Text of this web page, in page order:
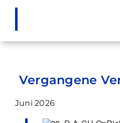
Zum
springen
Vergangene
Juni 2026